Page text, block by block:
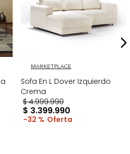
MARKETPLACE
Sofa En L Dover Izquierdo
Crema
$ 4.999.990
$ 3.399.990
32 %